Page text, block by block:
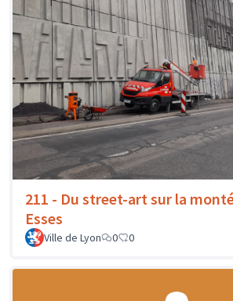
211 - Du street-art sur la
Esses
Ville de Lyon 0 0